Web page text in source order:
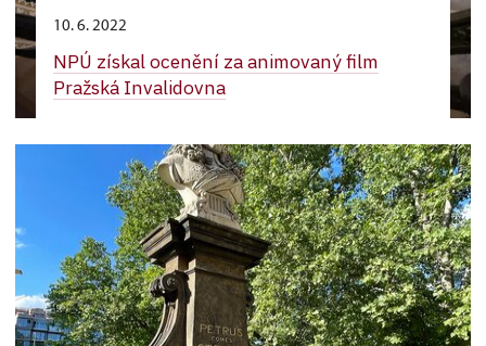
10. 6. 2022
NPÚ získal ocenění za animovaný film
Pražská Invalidovna